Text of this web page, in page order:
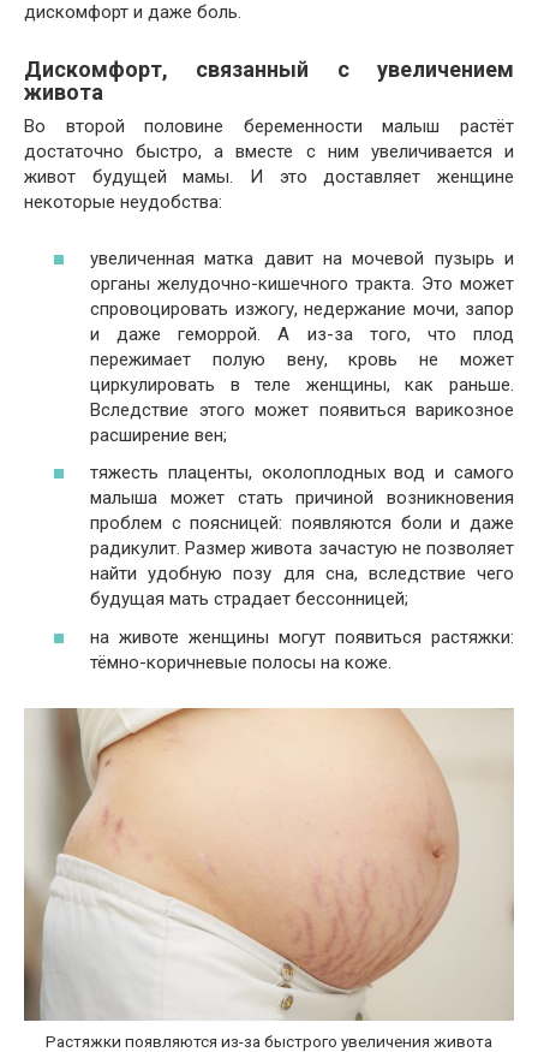
дискомфорт и даже боль.
Дискомфорт, связанный с увеличением
живота
Во второй половине беременности малыш растёт
достаточно быстро, а вместе с ним увеличивается и
живот будущей мамы. И это доставляет женщине
некоторые неудобства:
увеличенная матка давит на мочевой пузырь и
органы желудочно-кишечного тракта. Это может
спровоцировать изжогу, недержание мочи, запор
и даже геморрой. А из-за того, что плод
пережимает полую вену, кровь не может
циркулировать в теле женщины, как раньше.
Вследствие этого может появиться варикозное
расширение вен;
тяжесть плаценты, околоплодных вод и самого
малыша может стать причиной возникновения
проблем с поясницей: появляются боли и даже
радикулит. Размер живота зачастую не позволяет
найти удобную позу для сна, вследствие чего
будущая мать страдает бессонницей;
на животе женщины могут появиться растяжки:
тёмно-коричневые полосы на коже.
Растяжки появляются из-за быстрого увеличения живота